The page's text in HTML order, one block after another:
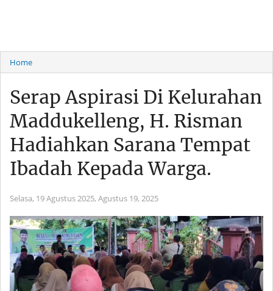
Home
Serap Aspirasi Di Kelurahan
Maddukelleng, H. Risman
Hadiahkan Sarana Tempat
Ibadah Kepada Warga.
Selasa, 19 Agustus 2025, Agustus 19, 2025